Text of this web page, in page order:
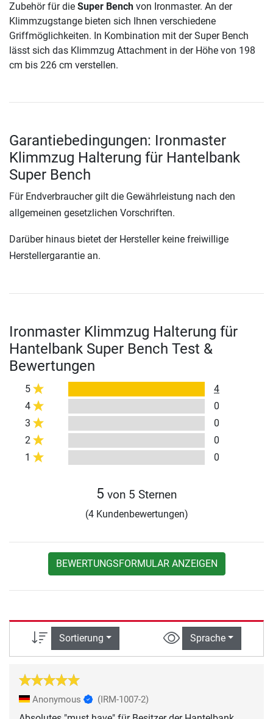
Zubehör für die Super Bench von Ironmaster. An der
Klimmzugstange bieten sich Ihnen verschiedene
Griffmöglichkeiten. In Kombination mit der Super Bench
lässt sich das Klimmzug Attachment in der Höhe von 198
cm bis 226 cm verstellen.
Garantiebedingungen: Ironmaster
Klimmzug Halterung für Hantelbank
Super Bench
Für Endverbraucher gilt die Gewährleistung nach den
allgemeinen gesetzlichen Vorschriften.
Darüber hinaus bietet der Hersteller keine freiwillige
Herstellergarantie an.
Ironmaster Klimmzug Halterung für
Hantelbank Super Bench Test &
Bewertungen
5
4
4
0
3
0
2
0
1
0
5 von 5 Sternen
(4 Kundenbewertungen)
BEWERTUNGSFORMULAR ANZEIGEN
Sortierung Sprache
Anonymous (IRM-1007-2)